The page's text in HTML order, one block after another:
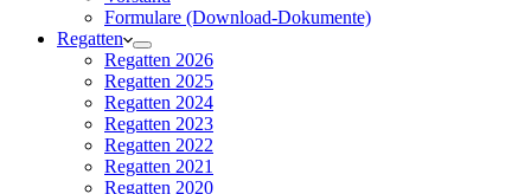
Formulare (Download-Dokumente)
Regatten
Regatten 2026
Regatten 2025
Regatten 2024
Regatten 2023
Regatten 2022
Regatten 2021
Regatten 2020